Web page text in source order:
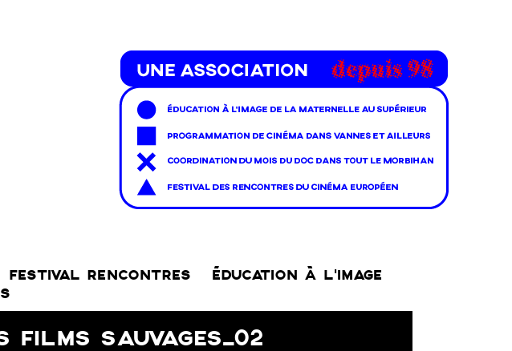
FESTIVAL RENCONTRES
ÉDUCATION À L’IMAGE
SAUVAGES_02